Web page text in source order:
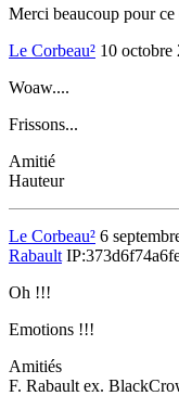
Merci beaucoup pour ce
Le Corbeau² 10 octobre
Woaw....
Frissons...
Amitié
Hauteur
Le Corbeau² 6
Rabault
Oh !!!
Emotions !!!
Amitiés
F. Rabault ex.